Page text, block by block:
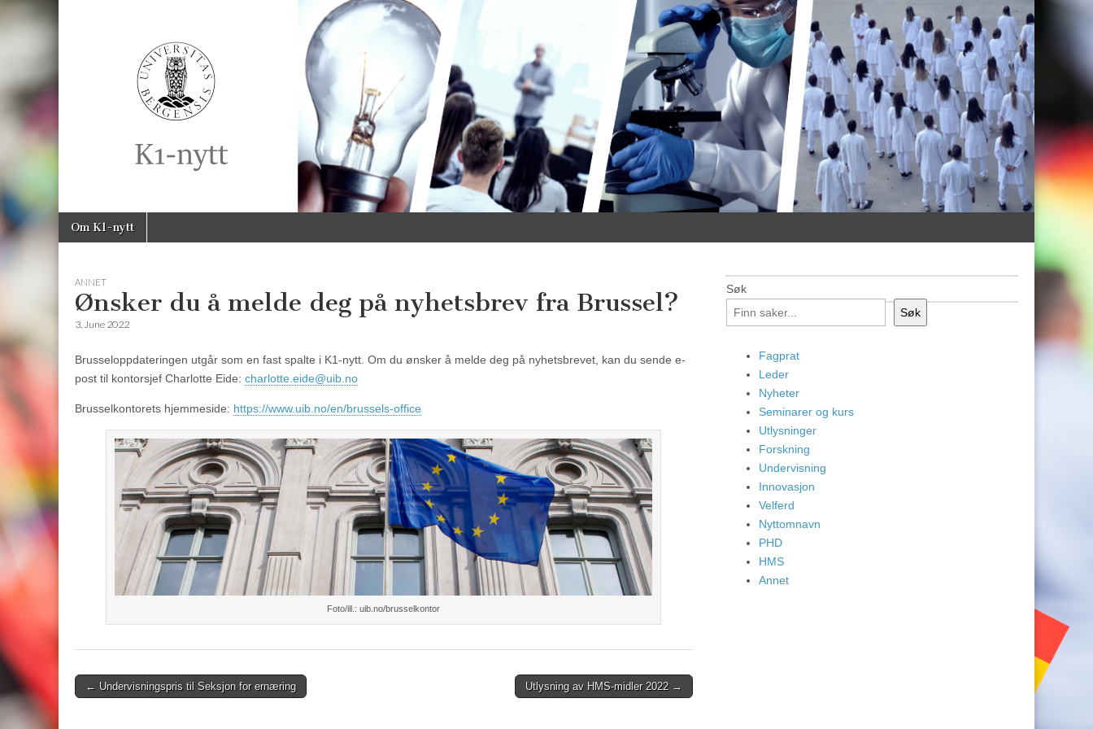
K1-
Nytt
Main
menu
Skip
Om K1-nytt
ANNET
Ønsker du å melde deg på nyhetsbrev fra Brussel?
3. June 2022
Brusseloppdateringen utgår som en fast spalte i K1-nytt. Om du ønsker å melde deg på nyhetsbrevet, kan du sende e-
post til kontorsjef Charlotte Eide: charlotte.eide@uib.no
Brusselkontorets hjemmeside: https://www.uib.no/en/brussels-office
Foto/ill.: uib.no/brusselkontor
Post← Undervisningspris til Seksjon for ernæring Utlysning av HMS-midler 2022 →
Søk
Søk
Fagprat
Leder
Nyheter
Seminarer og kurs
Utlysninger
Forskning
Undervisning
Innovasjon
Velferd
Nyttomnavn
PHD
HMS
Annet